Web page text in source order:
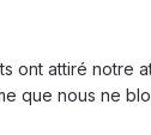
ont attiré notre
que nous ne